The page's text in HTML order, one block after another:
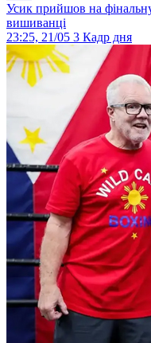
Усик прийшов на
вишиванці
23:25, 21/05 3 Кадр дня